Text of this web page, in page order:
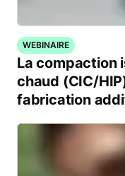
WEBINAIRE
La compaction
chaud (CIC/
fabrication